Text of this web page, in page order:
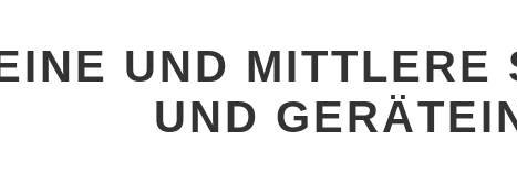
UND MITTLERE
UND